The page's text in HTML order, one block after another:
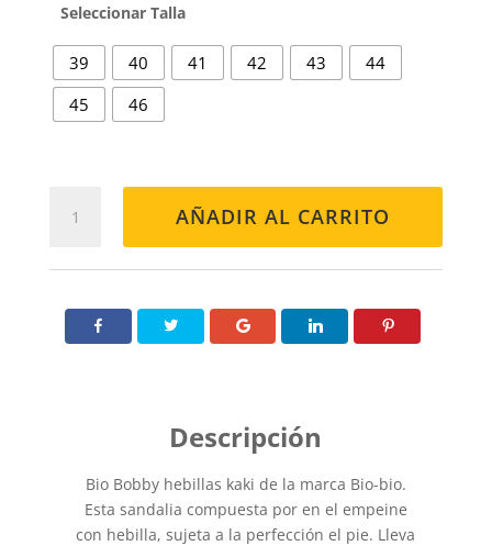
Talla
39 40 41 42 43
44
45
46
BOBBY
cantidad
AÑADIR AL CARRITO
Bio Bobby hebillas kaki de la marca Bio-bio.
Esta sandalia compuesta por en el empeine
con hebilla, sujeta a la perfección el pie. Lleva